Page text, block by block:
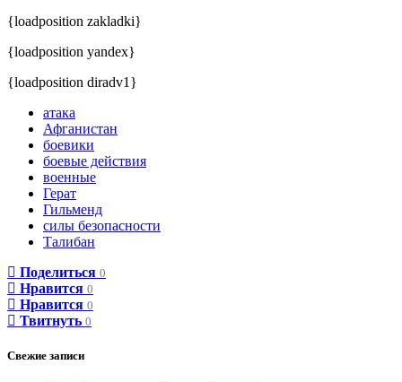
{loadposition zakladki}
{loadposition yandex}
{loadposition diradv1}
атака
Афганистан
боевики
боевые действия
военные
Герат
Гильменд
силы безопасности
Талибан
Поделиться 0
Нравится 0
Нравится 0
Твитнуть 0
Свежие записи